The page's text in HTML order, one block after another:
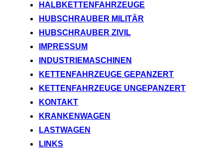
HALBKETTENFAHRZEUGE
HUBSCHRAUBER MILITÄR
HUBSCHRAUBER ZIVIL
IMPRESSUM
INDUSTRIEMASCHINEN
KETTENFAHRZEUGE GEPANZERT
KETTENFAHRZEUGE UNGEPANZERT
KONTAKT
KRANKENWAGEN
LASTWAGEN
LINKS